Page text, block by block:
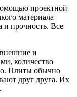
проектной
материала
и прочность. Все
и
количество
Плиты обычно
друг друга. Их